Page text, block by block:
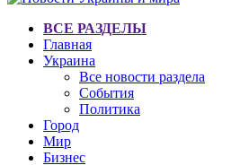
ВСЕ РАЗДЕЛЫ
Главная
Украина
Все новости раздела
События
Политика
Город
Мир
Бизнес